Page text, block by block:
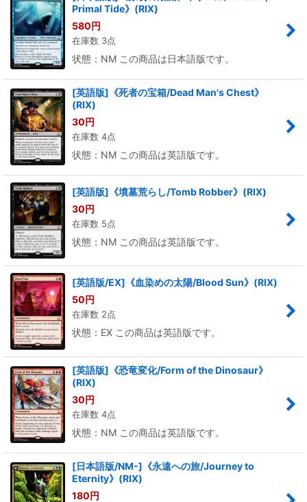
Primal Tide》(RIX)
580円
在庫数 3点
状態：NM この商品は日本語版です。
[英語版]《死者の宝箱/Dead Man's Chest》
(RIX)
30円
在庫数 4点
状態：NM この商品は英語版です。
[英語版]《墳墓荒らし/Tomb Robber》(RIX)
30円
在庫数 5点
状態：NM この商品は英語版です。
[英語版/EX]《血染めの太陽/Blood Sun》(RIX)
50円
在庫数 2点
状態：EX この商品は英語版です。
[英語版]《恐竜変化/Form of the Dinosaur》
(RIX)
30円
在庫数 4点
状態：NM この商品は英語版です。
[日本語版/NM-]《永遠への旅/Journey to
Eternity》(RIX)
180円